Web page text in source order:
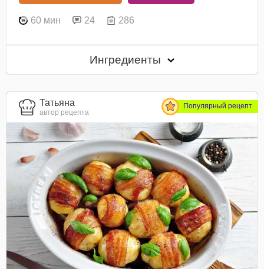
60 мин 24 286
Ингредиенты
Татьяна
автор рецепта
Популярный рецепт